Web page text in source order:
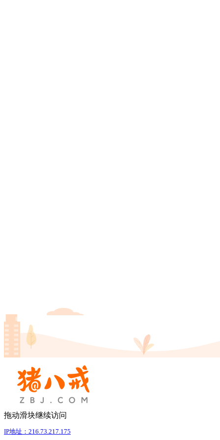
拖动滑块继续访问
IP地址：216.73.217.175